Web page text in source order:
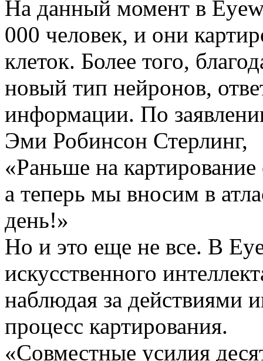
На данный момент в
000 человек, и они
клеток. Более того,
новый тип нейронов,
информации. По
Эми Робинсон Стерлинг,
«Раньше на
а теперь мы вносим в
день!»
Но и это еще не все. В
искусственного
наблюдая за действиями
процесс картирования.
«Совместные усилия